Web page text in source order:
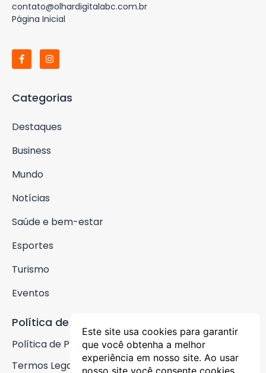
contato@olhardigitalabc.com.br
Página Inicial
Categorias
Destaques
Business
Mundo
Notícias
Saúde e bem-estar
Esportes
Turismo
Eventos
Política de Privacidade
Política de Privacidade
Termos Legais
Este site usa cookies para garantir
que você obtenha a melhor
experiência em nosso site. Ao usar
nosso site você consente cookies.